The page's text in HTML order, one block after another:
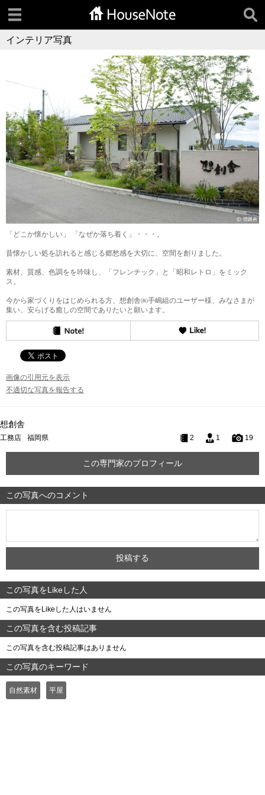
インテリア写真
「どこか懐かしい」 「なぜか落ち着く」・・・。
昔懐かしい処を訪れると感じる郷愁感を大切に、空間を創りました。
素材、質感、色調をを吟味し、「フレンチック」と「昭和レトロ」をミック
ス。
今から家づくりをはじめられる方、想創舎㈱手嶋組のユーザー様、みなさまが
集い、安らげる癒しの空間でありたいと願います。
画像の引用元を表示
不適切な写真を報告する
想創舎
工務店 福岡県 2 1 19
この専門家のプロフィール
この写真へのコメント
この写真をLikeした人
この写真をLikeした人はいません
この写真を含む投稿記事
この写真を含む投稿記事はありません
この写真のキーワード
自然素材 平屋